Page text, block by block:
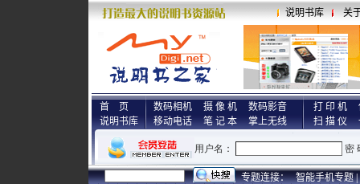
说明书库 关
首 页
说明书库
数码相机 摄 像 机
数码影音
移动电话
笔 记 本 掌上无线
打 印 机
扫 描 仪
专题连接： 智能手机专题 |